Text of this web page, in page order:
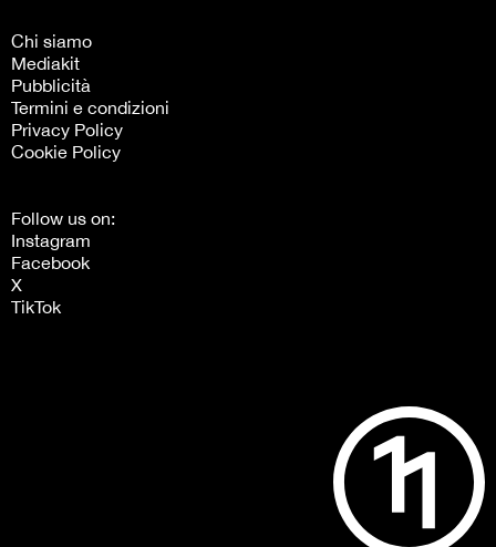
Chi siamo
Mediakit
Pubblicità
Termini e condizioni
Privacy Policy
Cookie Policy
Follow us on:
Instagram
Facebook
X
TikTok